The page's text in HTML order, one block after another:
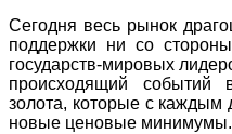
Сегодня весь рынок
поддержки ни со
государств-мировых
происходящий событий
золота, которые с
новые ценовые минимумы.